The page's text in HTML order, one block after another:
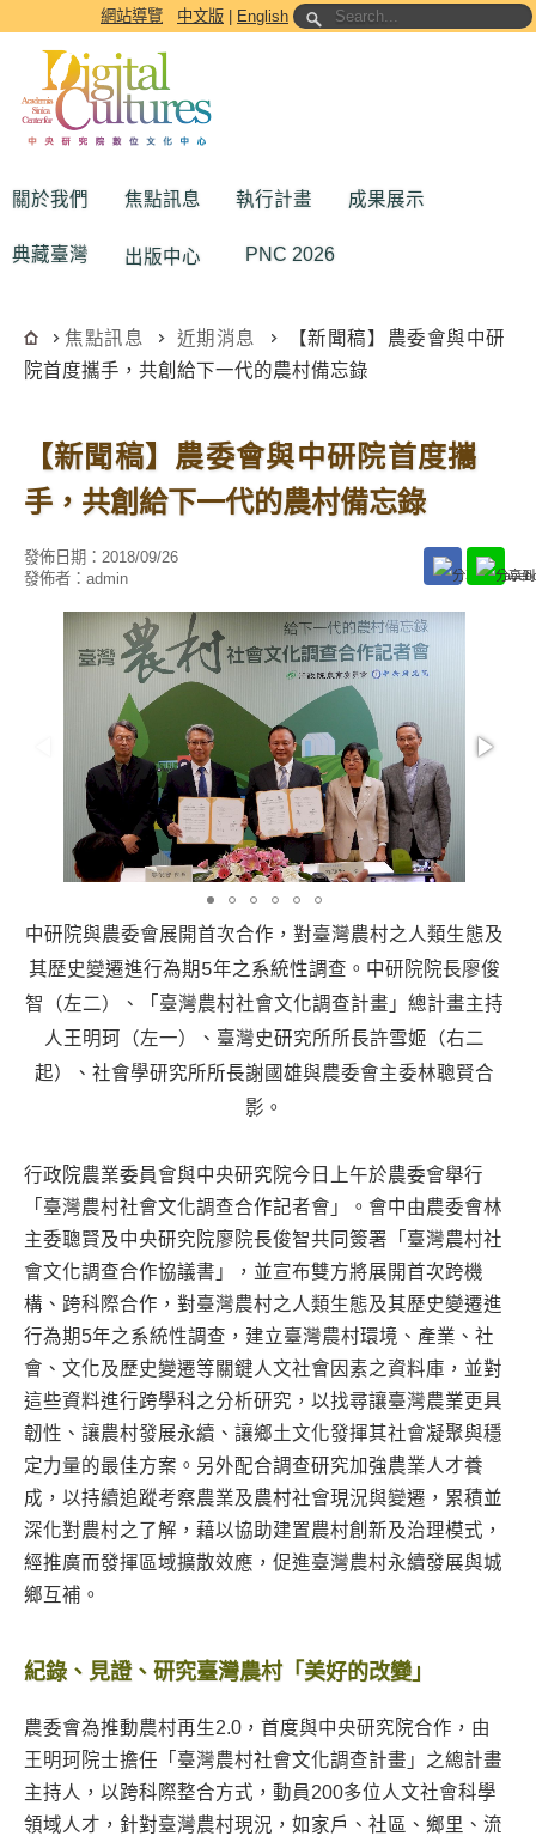
跳到主要內容區塊網站導覽 中文版 English
關於我們 焦點訊息 執行計畫 成果展示
典藏臺灣 出版中心 PNC 2026
焦點訊息 近期消息
【新聞稿】農委會與中研
院首度攜手，共創給下一代的農村備忘錄
【新聞稿】農委會與中研院首度攜
手，共創給下一代的農村備忘錄
發佈日期： 2018/09/26
發佈者： admin
中研院與農委會展開首次合作，對臺灣農村之人類生態及
其歷史變遷進行為期5年之系統性調查。中研院院長廖俊
智（左二）、「臺灣農村社會文化調查計畫」總計畫主持
人王明珂（左一）、臺灣史研究所所長許雪姬（右二
起）、社會學研究所所長謝國雄與農委會主委林聰賢合
影。
行政院農業委員會與中央研究院今日上午於農委會舉行
「臺灣農村社會文化調查合作記者會」。會中由農委會林
主委聰賢及中央研究院廖院長俊智共同簽署「臺灣農村社
會文化調查合作協議書」，並宣布雙方將展開首次跨機
構、跨科際合作，對臺灣農村之人類生態及其歷史變遷進
行為期5年之系統性調查，建立臺灣農村環境、產業、社
會、文化及歷史變遷等關鍵人文社會因素之資料庫，並對
這些資料進行跨學科之分析研究，以找尋讓臺灣農業更具
韌性、讓農村發展永續、讓鄉土文化發揮其社會凝聚與穩
定力量的最佳方案。另外配合調查研究加強農業人才養
成，以持續追蹤考察農業及農村社會現況與變遷，累積並
深化對農村之了解，藉以協助建置農村創新及治理模式，
經推廣而發揮區域擴散效應，促進臺灣農村永續發展與城
鄉互補。
紀錄、見證、研究臺灣農村「美好的改變」
農委會為推動農村再生2.0，首度與中央研究院合作，由
王明珂院士擔任「臺灣農村社會文化調查計畫」之總計畫
主持人，以跨科際整合方式，動員200多位人文社會科學
領域人才，針對臺灣農村現況，如家戶、社區、鄉里、流